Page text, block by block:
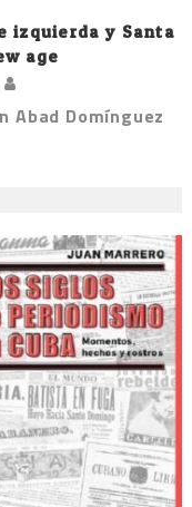
izquierda y Santa
age
Abad Domínguez